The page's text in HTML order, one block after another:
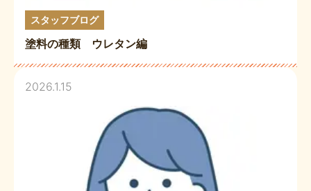
スタッフブログ
塗料の種類 ウレタン編
2026.1.15